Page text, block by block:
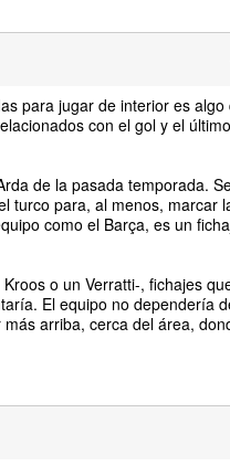
para jugar de interior es algo
con el gol y el
de la pasada temporada.
turco para, al menos, marcar
como el Barça, es un
o un Verratti-, fichajes
El equipo no dependería
arriba, cerca del área,